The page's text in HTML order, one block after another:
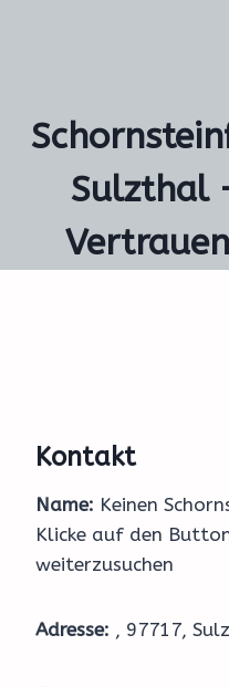
Sulzthal
Kontakt
Name: Keinen
Klicke auf den
weiterzusuchen
Adresse: , 97717,